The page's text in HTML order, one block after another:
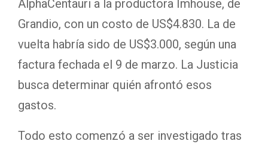
AlphaCentauri a la productora Imhouse, de
Grandio, con un costo de US$4.830. La de
vuelta habría sido de US$3.000, según una
factura fechada el 9 de marzo. La Justicia
busca determinar quién afrontó esos
gastos.
Todo esto comenzó a ser investigado tras